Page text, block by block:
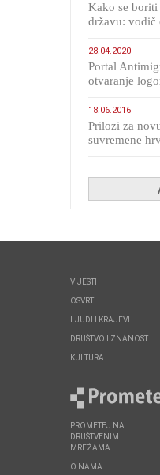
Kako se boriti
državu: vodič
28.04.2020
Portal
otvaranje
18.06.2016
Prilozi za
suvremene
VIJESTI
OSVRTI
LJUDI I KRAJEVI
DRUŠTVO I ZNANOST
KULTURA
PROMETEJ NA
DRUŠTVENIM
MREŽAMA
O NAMA